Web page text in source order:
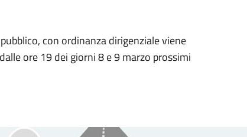
con ordinanza dirigenziale viene
ore 19 dei giorni 8 e 9 marzo prossimi